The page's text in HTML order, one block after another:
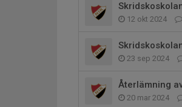
12 okt 2024
23 sep 2024
Återlämning
20 mar 2024